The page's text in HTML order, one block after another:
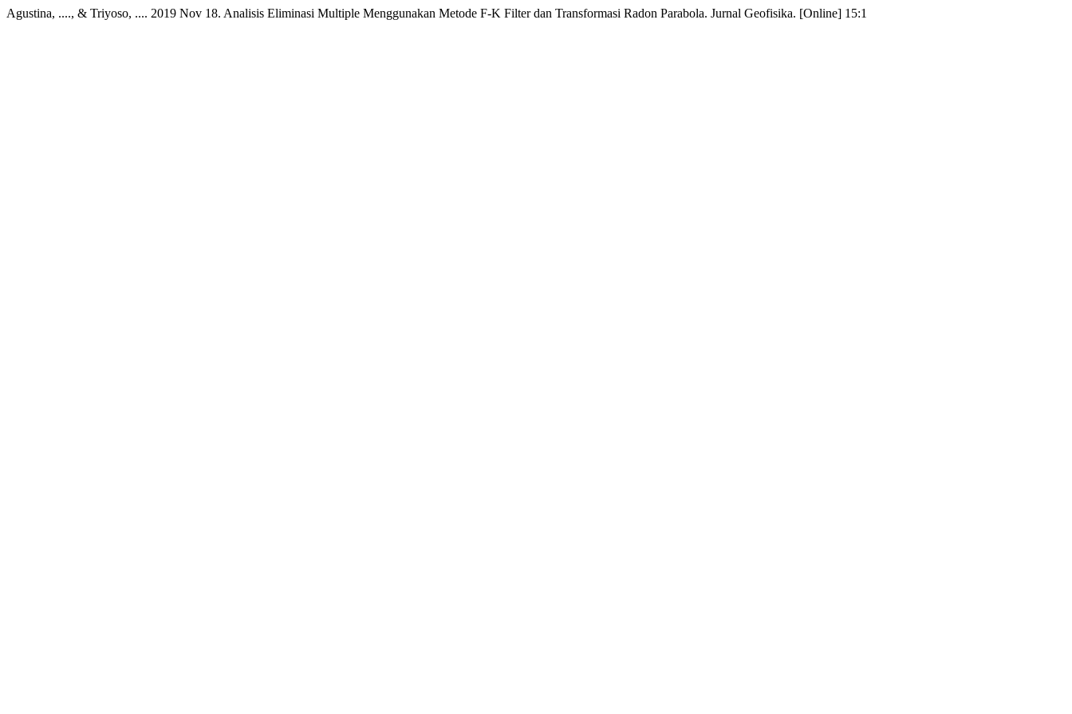
Agustina, ...., & Triyoso, .... 2019 Nov 18. Analisis Eliminasi Multiple Menggunakan Metode F-K Filter dan Transformasi Radon Parabola. Jurnal Geofisika. [Online] 15:1